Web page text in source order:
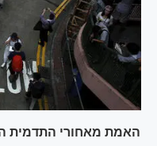
האמת מאחורי התדמית